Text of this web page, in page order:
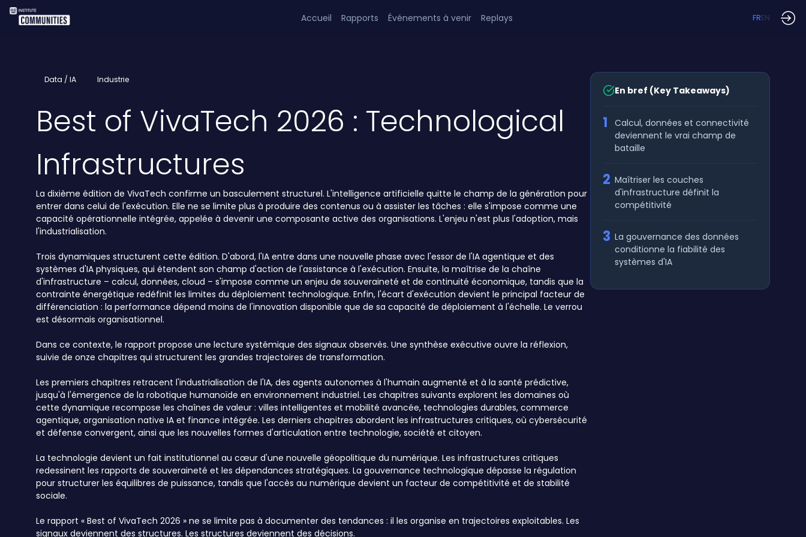
Accueil Rapports Événements à venir Replays FREN
Data / IA Industrie
Best of VivaTech 2026 : Technological
Infrastructures
La dixième édition de VivaTech confirme un basculement structurel. L'intelligence artificielle quitte le champ de la génération pour
entrer dans celui de l'exécution. Elle ne se limite plus à produire des contenus ou à assister les tâches : elle s'impose comme une
capacité opérationnelle intégrée, appelée à devenir une composante active des organisations. L'enjeu n'est plus l'adoption, mais
l'industrialisation.
Trois dynamiques structurent cette édition. D'abord, l'IA entre dans une nouvelle phase avec l'essor de l'IA agentique et des
systèmes d'IA physiques, qui étendent son champ d'action de l'assistance à l'exécution. Ensuite, la maîtrise de la chaîne
d'infrastructure – calcul, données, cloud – s'impose comme un enjeu de souveraineté et de continuité économique, tandis que la
contrainte énergétique redéfinit les limites du déploiement technologique. Enfin, l'écart d'exécution devient le principal facteur de
différenciation : la performance dépend moins de l'innovation disponible que de sa capacité de déploiement à l'échelle. Le verrou
est désormais organisationnel.
Dans ce contexte, le rapport propose une lecture systémique des signaux observés. Une synthèse exécutive ouvre la réflexion,
suivie de onze chapitres qui structurent les grandes trajectoires de transformation.
Les premiers chapitres retracent l'industrialisation de l'IA, des agents autonomes à l'humain augmenté et à la santé prédictive,
jusqu'à l'émergence de la robotique humanoïde en environnement industriel. Les chapitres suivants explorent les domaines où
cette dynamique recompose les chaînes de valeur : villes intelligentes et mobilité avancée, technologies durables, commerce
agentique, organisation native IA et finance intégrée. Les derniers chapitres abordent les infrastructures critiques, où cybersécurité
et défense convergent, ainsi que les nouvelles formes d'articulation entre technologie, société et citoyen.
La technologie devient un fait institutionnel au cœur d'une nouvelle géopolitique du numérique. Les infrastructures critiques
redessinent les rapports de souveraineté et les dépendances stratégiques. La gouvernance technologique dépasse la régulation
pour structurer les équilibres de puissance, tandis que l'accès au numérique devient un facteur de compétitivité et de stabilité
sociale.
Le rapport « Best of VivaTech 2026 » ne se limite pas à documenter des tendances : il les organise en trajectoires exploitables. Les
signaux deviennent des structures. Les structures deviennent des décisions.
En bref (Key Takeaways)
1
Calcul, données et connectivité
deviennent le vrai champ de
bataille
2 Maîtriser les couches
d'infrastructure définit la
compétitivité
3 La gouvernance des données
conditionne la fiabilité des
systèmes d'IA